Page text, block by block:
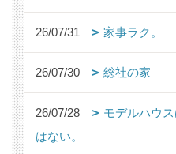
26/07/31 家事ラク。
26/07/30 総社の家
26/07/28
モデルハウ
はない。